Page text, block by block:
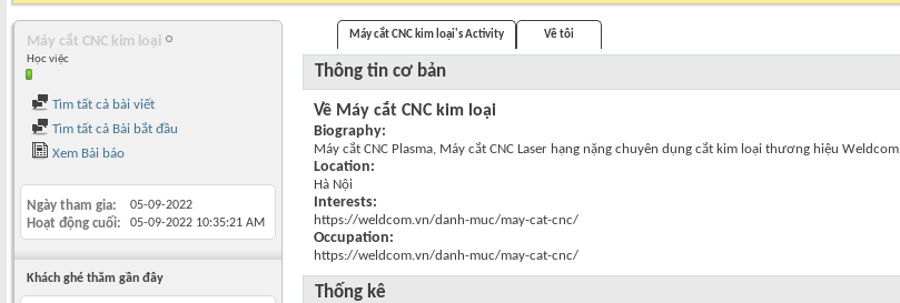
Máy cắt CNC kim loại
Học việc
Tìm tất cả bài viết
Tìm tất cả Bài bắt đầu
Xem Bài báo
Ngày tham gia 05-09-2022
Hoạt động cuối 05-09-2022 10:35:21 AM
Khách ghé thăm gần đây
Máy cắt CNC kim loại's Activity Về tôi
Thông tin cơ bản
Về Máy cắt CNC kim loại
Biography:
Máy cắt CNC Plasma, Máy cắt CNC Laser hạng nặng chuyên dụng cắt kim loại thương hiệu Weldcom
Location:
Hà Nội
Interests:
https://weldcom.vn/danh-muc/may-cat-cnc/
Occupation:
https://weldcom.vn/danh-muc/may-cat-cnc/
Thống kê